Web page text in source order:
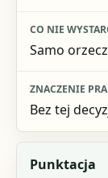
Samo
Bez tej
Punktacja